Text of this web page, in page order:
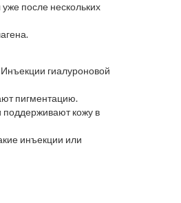
после нескольких
гиалуроновой
пигментацию.
поддерживают кожу в
инъекции или